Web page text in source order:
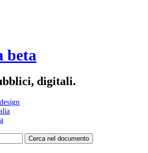
beta
digitali.
Cerca nel documento